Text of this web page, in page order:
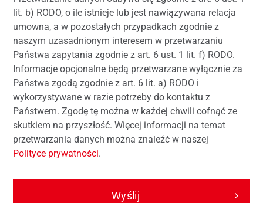
lit. b) RODO, o ile istnieje lub jest nawiązywana relacja
umowna, a w pozostałych przypadkach zgodnie z
naszym uzasadnionym interesem w przetwarzaniu
Państwa zapytania zgodnie z art. 6 ust. 1 lit. f) RODO.
Informacje opcjonalne będą przetwarzane wyłącznie za
Państwa zgodą zgodnie z art. 6 lit. a) RODO i
wykorzystywane w razie potrzeby do kontaktu z
Państwem. Zgodę tę można w każdej chwili cofnąć ze
skutkiem na przyszłość. Więcej informacji na temat
przetwarzania danych można znaleźć w naszej
Polityce prywatności.
Wyślij